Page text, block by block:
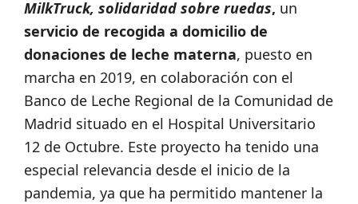
MilkTruck, solidaridad sobre ruedas, un
servicio de recogida a domicilio de
donaciones de leche materna, puesto en
marcha en 2019, en colaboración con el
Banco de Leche Regional de la Comunidad de
Madrid situado en el Hospital Universitario
12 de Octubre. Este proyecto ha tenido una
especial relevancia desde el inicio de la
pandemia, ya que ha permitido mantener la